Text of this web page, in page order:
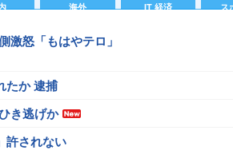
海外 IT 経済 ス
激怒「もはやテロ」
たか 逮捕
き逃げか
許されない